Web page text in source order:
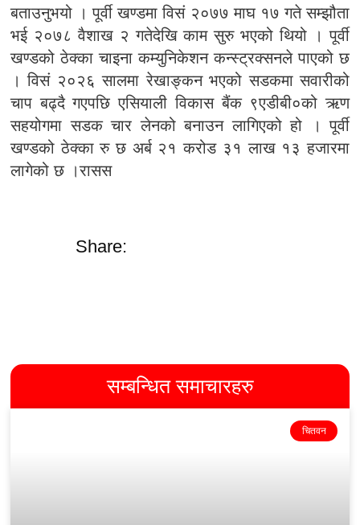
बताउनुभयो । पूर्वी खण्डमा विसं २०७७ माघ १७ गते सम्झौता
भई २०७८ वैशाख २ गतेदेखि काम सुरु भएको थियो । पूर्वी
खण्डको ठेक्का चाइना कम्युनिकेशन कन्स्ट्रक्सनले पाएको छ
। विसं २०२६ सालमा रेखाङ्कन भएको सडकमा सवारीको
चाप बढ्दै गएपछि एसियाली विकास बैंक ९एडीबी०को ऋण
सहयोगमा सडक चार लेनको बनाउन लागिएको हो । पूर्वी
खण्डको ठेक्का रु छ अर्ब २१ करोड ३१ लाख १३ हजारमा
लागेको छ ।रासस
Share:
सम्बन्धित समाचारहरु
चितवन